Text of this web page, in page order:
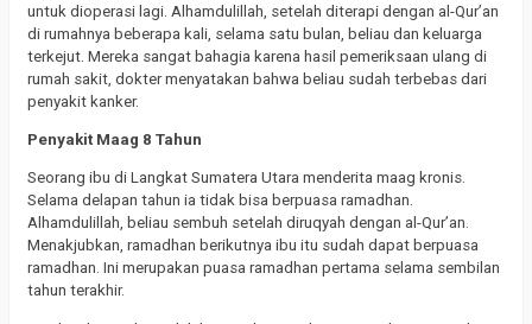
untuk dioperasi lagi. Alhamdulillah, setelah diterapi dengan al-Qur’an
di rumahnya beberapa kali, selama satu bulan, beliau dan keluarga
terkejut. Mereka sangat bahagia karena hasil pemeriksaan ulang di
rumah sakit, dokter menyatakan bahwa beliau sudah terbebas dari
penyakit kanker.
Penyakit Maag 8 Tahun
Seorang ibu di Langkat Sumatera Utara menderita maag kronis.
Selama delapan tahun ia tidak bisa berpuasa ramadhan.
Alhamdulillah, beliau sembuh setelah diruqyah dengan al-Qur’an.
Menakjubkan, ramadhan berikutnya ibu itu sudah dapat berpuasa
ramadhan. Ini merupakan puasa ramadhan pertama selama sembilan
tahun terakhir.